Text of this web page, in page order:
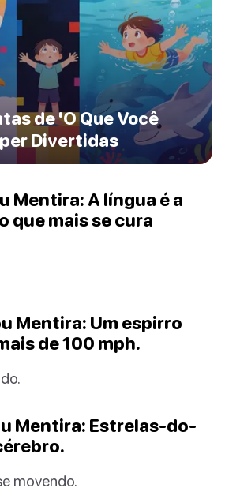
de 'O Que Você
Divertidas
Mentira: A língua é a
que mais se cura
Mentira: Um espirro
de 100 mph.
Mentira: Estrelas-do-
movendo.